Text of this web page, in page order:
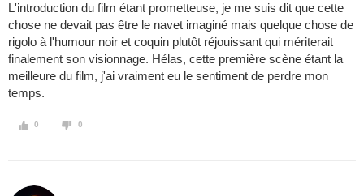
L'introduction du film étant prometteuse, je me suis dit que cette
chose ne devait pas être le navet imaginé mais quelque chose de
rigolo à l'humour noir et coquin plutôt réjouissant qui mériterait
finalement son visionnage. Hélas, cette première scène étant la
meilleure du film, j'ai vraiment eu le sentiment de perdre mon
temps.
0 0